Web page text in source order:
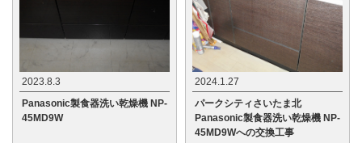
2023.8.3
Panasonic製食器洗い乾燥機 NP-
45MD9W
2024.1.27
パークシティさいたま北
Panasonic製食器洗い乾燥機 NP-
45MD9Wへの交換工事